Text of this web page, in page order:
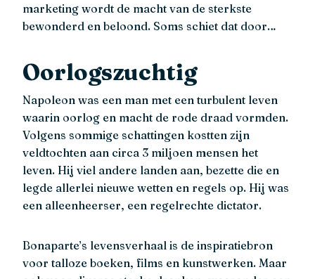
marketing wordt de macht van de sterkste
bewonderd en beloond. Soms schiet dat door…
Oorlogszuchtig
Napoleon was een man met een turbulent leven
waarin oorlog en macht de rode draad vormden.
Volgens sommige schattingen kostten zijn
veldtochten aan circa 3 miljoen mensen het
leven. Hij viel andere landen aan, bezette die en
legde allerlei nieuwe wetten en regels op. Hij was
een alleenheerser, een regelrechte dictator.
Bonaparte’s levensverhaal is de inspiratiebron
voor talloze boeken, films en kunstwerken. Maar